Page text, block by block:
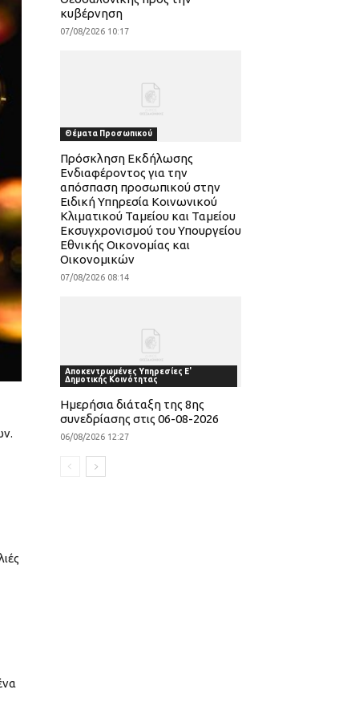
κυβέρνηση
07/08/2026 10:17
Θέματα Προσωπικού
Πρόσκληση Εκδήλωσης
Ενδιαφέροντος για την
απόσπαση προσωπικού στην
Ειδική Υπηρεσία Κοινωνικού
Κλιματικού Ταμείου και Ταμείου
Εκσυγχρονισμού του Υπουργείου
Εθνικής Οικονομίας και
Οικονομικών
07/08/2026 08:14
Αποκεντρωμένες Υπηρεσίες Ε'
Δημοτικής Κοινότητας
Ημερήσια διάταξη της 8ης
συνεδρίασης στις 06-08-2026
06/08/2026 12:27